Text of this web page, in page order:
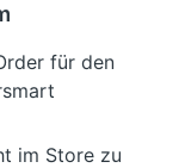
für den
im Store zu